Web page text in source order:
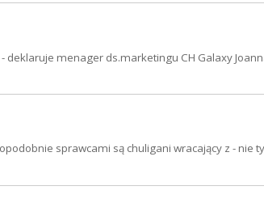
deklaruje menager ds.marketingu CH Galaxy
sprawcami są chuligani wracający z - nie